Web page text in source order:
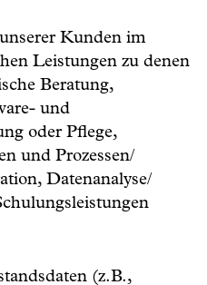
Kunden im
Leistungen zu denen
Beratung,
und
oder Pflege,
und Prozessen/
Datenanalyse/
(z.B.,